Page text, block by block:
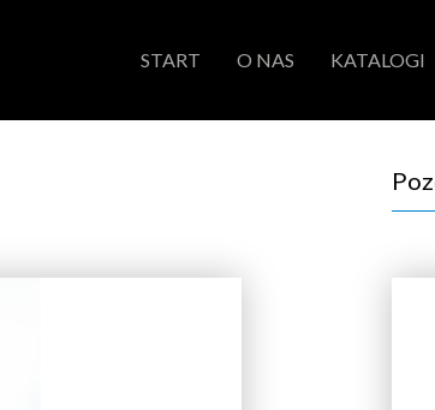
START O NAS KATALOGI